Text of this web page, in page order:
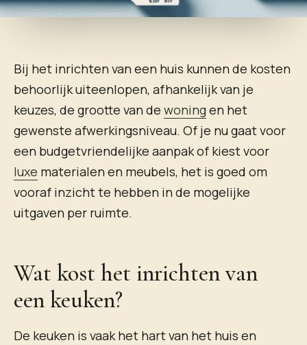
Bij het inrichten van een huis kunnen de kosten
behoorlijk uiteenlopen, afhankelijk van je
keuzes, de grootte van de woningen het
gewenste afwerkingsniveau. Of je nu gaat voor
een budgetvriendelijke aanpak of kiest voor
luxe materialen en meubels, het is goed om
vooraf inzicht te hebben in de mogelijke
uitgaven per ruimte.
Wat kost het inrichten van
een keuken?
De keuken is vaak het hart van het huis en